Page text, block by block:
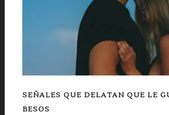
SEÑALES QUE DELATAN QUE LE
BESOS